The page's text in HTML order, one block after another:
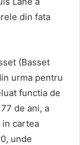
din fata
(Basset
urma pentru
functia de
de ani, a
in cartea
unde